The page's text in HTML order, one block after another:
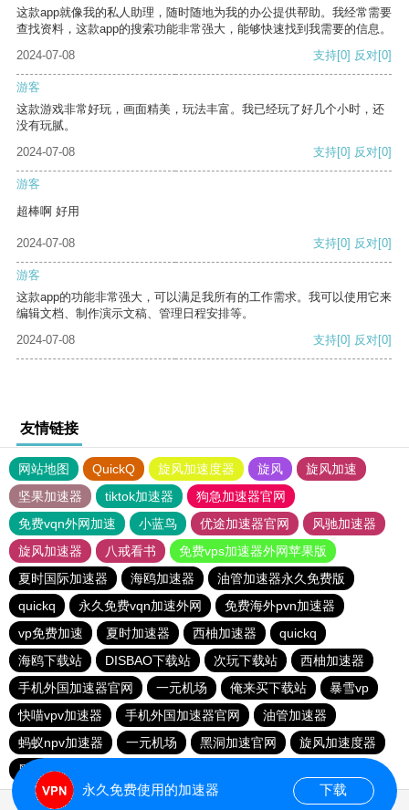
这款app就像我的私人助理，随时随地为我的办公提供帮助。我经常需要
查找资料，这款app的搜索功能非常强大，能够快速找到我需要的信息。
2024-07-08
支持[0] 反对[0]
游客
这款游戏非常好玩，画面精美，玩法丰富。我已经玩了好几个小时，还
没有玩腻。
2024-07-08
支持[0] 反对[0]
游客
超棒啊 好用
2024-07-08 支持[0] 反对[0]
游客
这款app的功能非常强大，可以满足我所有的工作需求。我可以使用它来
编辑文档、制作演示文稿、管理日程安排等。
2024-07-08
支持[0] 反对[0]
友情链接
网站地图 QuickQ 旋风加速度器 旋风
旋风加速
坚果加速器
tiktok加速器
狗急加速器官网
免费vqn外网加速
小蓝鸟 优途加速器官网
风驰加速器
旋风加速器
八戒看书
免费vps加速器外网苹果版
夏时国际加速器
海鸥加速器
油管加速器永久免费版
quickq
永久免费vqn加速外网
免费海外pvn加速器
vp免费加速
夏时加速器 西柚加速器
quickq
海鸥下载站
DISBAO下载站 次玩下载站
西柚加速器
手机外国加速器官网
一元机场 俺来买下载站
暴雪vp
快喵vpv加速器
手机外国加速器官网
油管加速器
蚂蚁npv加速器
一元机场 黑洞加速官网
旋风加速度器
黑洞加速官网
永久免费使用的加速器 下载